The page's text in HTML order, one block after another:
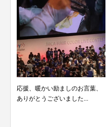
応援、暖かい励ましのお言葉、
ありがとうございました...